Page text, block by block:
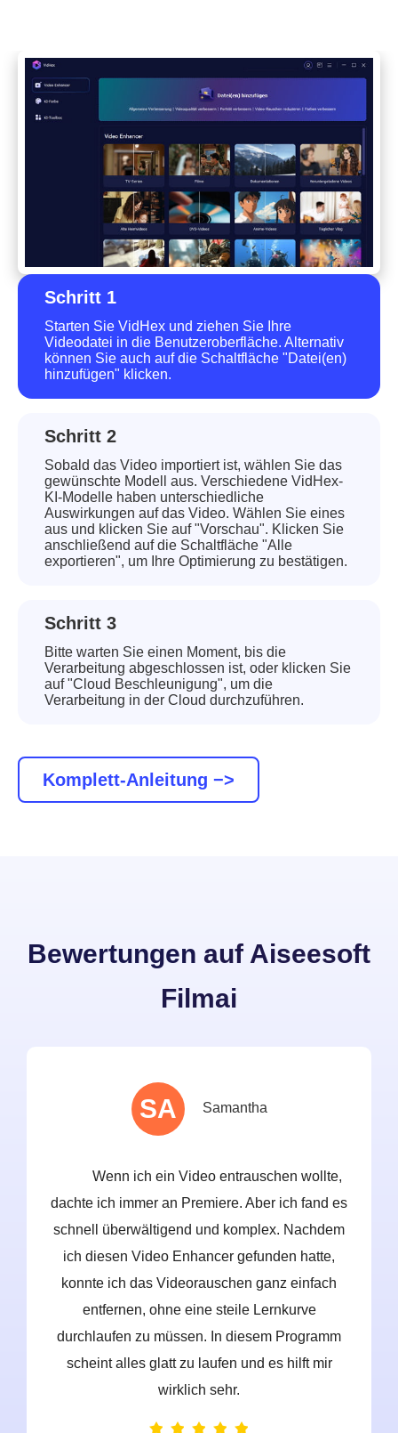
Schritt 1
Starten Sie VidHex und ziehen Sie Ihre
Videodatei in die Benutzeroberfläche. Alternativ
können Sie auch auf die Schaltfläche "Datei(en)
hinzufügen" klicken.
Schritt 2
Sobald das Video importiert ist, wählen Sie das
gewünschte Modell aus. Verschiedene VidHex-
KI-Modelle haben unterschiedliche
Auswirkungen auf das Video. Wählen Sie eines
aus und klicken Sie auf "Vorschau". Klicken Sie
anschließend auf die Schaltfläche "Alle
exportieren", um Ihre Optimierung zu bestätigen.
Schritt 3
Bitte warten Sie einen Moment, bis die
Verarbeitung abgeschlossen ist, oder klicken Sie
auf "Cloud Beschleunigung", um die
Verarbeitung in der Cloud durchzuführen.
Komplett-Anleitung −>
Bewertungen auf Aiseesoft
Filmai
SA Samantha
Wenn ich ein Video entrauschen wollte,
dachte ich immer an Premiere. Aber ich fand es
schnell überwältigend und komplex. Nachdem
ich diesen Video Enhancer gefunden hatte,
konnte ich das Videorauschen ganz einfach
entfernen, ohne eine steile Lernkurve
durchlaufen zu müssen. In diesem Programm
scheint alles glatt zu laufen und es hilft mir
wirklich sehr.